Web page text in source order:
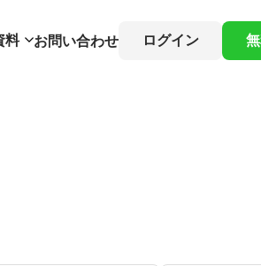
料 お問い合わせ ログイン